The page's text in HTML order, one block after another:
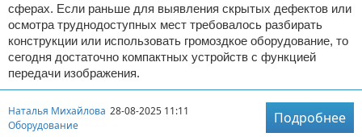
сферах. Если раньше для выявления скрытых дефектов или
осмотра труднодоступных мест требовалось разбирать
конструкции или использовать громоздкое оборудование, то
сегодня достаточно компактных устройств с функцией
передачи изображения.
Наталья Михайлова 28-08-2025 11:11
Оборудование
Подробнее